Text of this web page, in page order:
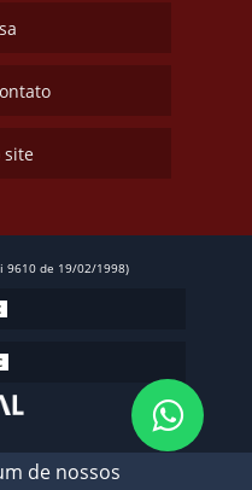
de nossos
site
9610 de 19/02/1998)